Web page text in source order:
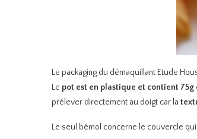
Le packaging du démaquillant Etude
Le pot est en plastique et contient
prélever directement au doigt car la
Le seul bémol concerne le couvercle